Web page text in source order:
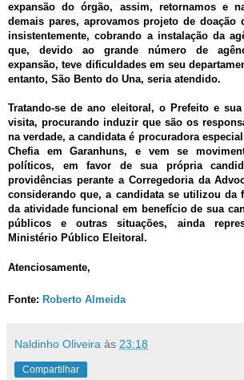
expansão do órgão, assim, retornamos e
demais pares, aprovamos projeto de doação
insistentemente, cobrando a instalação da
que, devido ao grande número de
expansão, teve dificuldades em seu
entanto, São Bento do Una, seria atendido.
Tratando-se de ano eleitoral, o Prefeito e
visita, procurando induzir que são os
na verdade, a candidata é procuradora
Chefia em Garanhuns, e vem se
políticos, em favor de sua própria
providências perante a Corregedoria da
considerando que, a candidata se utilizou da
da atividade funcional em benefício de sua
públicos e outras situações, ainda
Ministério Público Eleitoral.
Atenciosamente,
Fonte: Roberto Almeida
Naldinho Oliveira às 23:18
Compartilhar